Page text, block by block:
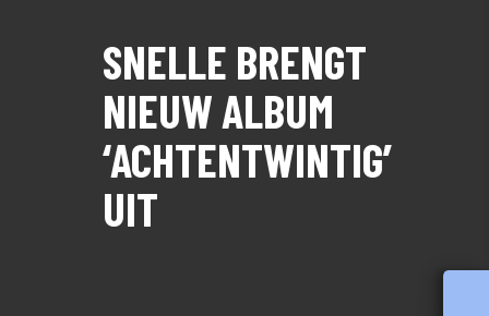
SNELLE BRENGT
NIEUW ALBUM
‘ACHTENTWINTIG’
UIT